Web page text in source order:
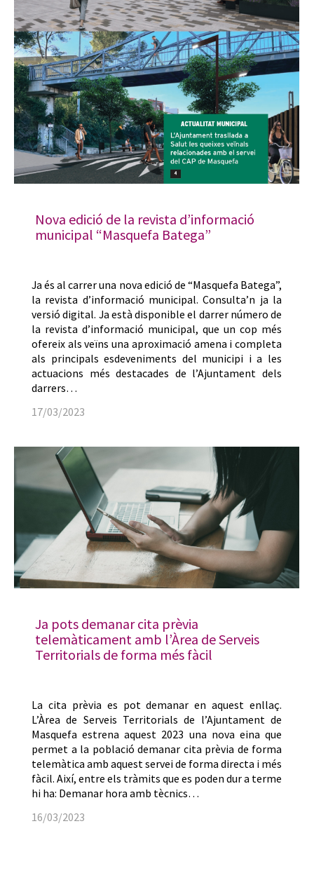
Nova edició de la revista d’informació
municipal “Masquefa Batega”
Ja és al carrer una nova edició de “Masquefa Batega”,
la revista d’informació municipal. Consulta’n ja la
versió digital. Ja està disponible el darrer número de
la revista d’informació municipal, que un cop més
ofereix als veïns una aproximació amena i completa
als principals esdeveniments del municipi i a les
actuacions més destacades de l’Ajuntament dels
darrers…
17/03/2023
Ja pots demanar cita prèvia
telemàticament amb l’Àrea de Serveis
Territorials de forma més fàcil
La cita prèvia es pot demanar en aquest enllaç.
L’Àrea de Serveis Territorials de l’Ajuntament de
Masquefa estrena aquest 2023 una nova eina que
permet a la població demanar cita prèvia de forma
telemàtica amb aquest servei de forma directa i més
fàcil. Així, entre els tràmits que es poden dur a terme
hi ha: Demanar hora amb tècnics…
16/03/2023